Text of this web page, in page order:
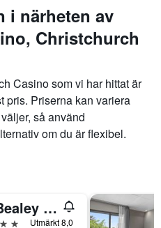
i närheten av
Christchurch
Casino som vi har hittat är
pris. Priserna kan variera
så använd
om du är flexibel.
The Bealey Quarter
Utmärkt 8,0